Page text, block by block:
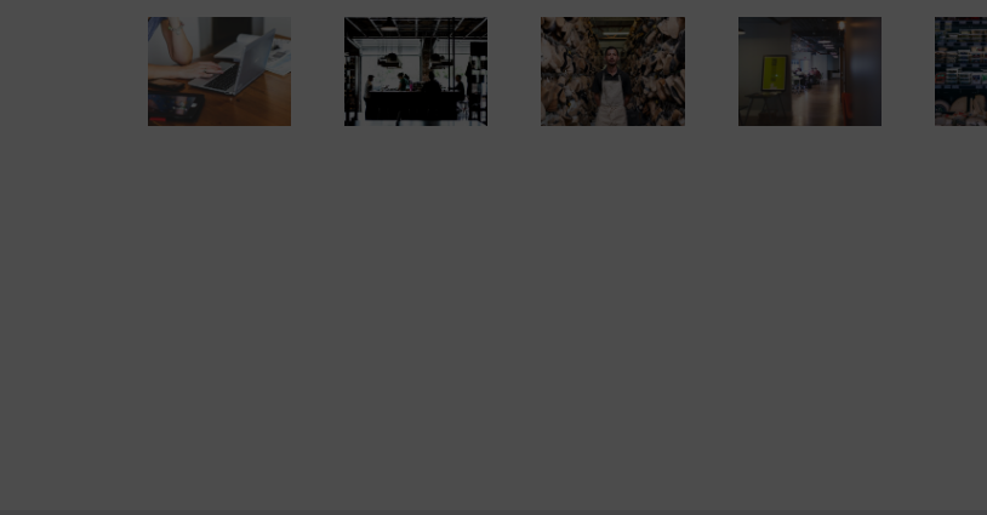
Es momento de
emprender. Darse
Es momento de
emprender. Darse
de alta como
Claves para
alquilar un
despacho
Los mayores
riesgos de los
empresariales de